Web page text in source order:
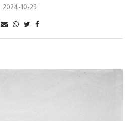
2024-10-29